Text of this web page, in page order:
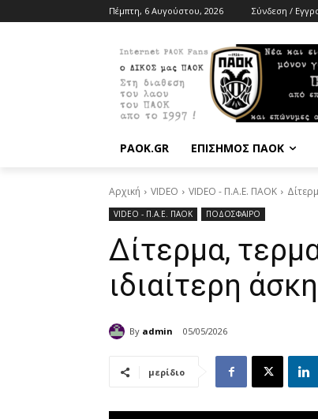
Πέμπτη, 6 Αυγούστου, 2026 Σύνδεση /
PAOK.GR ΕΠΙΣΗΜΟΣ ΠΑΟΚ
Αρχική VIDEO VIDEO - Π.Α.Ε. ΠΑΟΚ
VIDEO - Π.Α.Ε. ΠΑΟΚ ΠΟΔΟΣΦΑΙΡΟ
Δίτερμα,
ιδιαίτερη
By admin 05/05/2026
μερίδιο